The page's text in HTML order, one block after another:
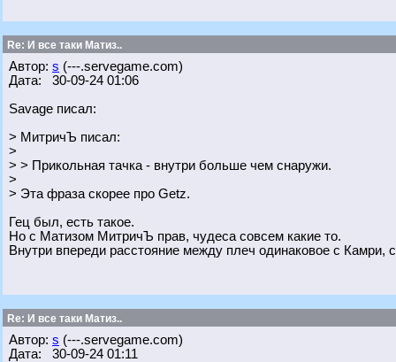
Re: И все таки Матиз..
Автор: s (---.servegame.com)
Дата: 30-09-24 01:06
Savage писал:
> МитричЪ писал:
>
> > Прикольная тачка - внутри больше чем снаружи.
>
> Эта фраза скорее про Getz.
Гец был, есть такое.
Но с Матизом МитричЪ прав, чудеса совсем какие то.
Внутри впереди расстояние между плеч одинаковое с
Re: И все таки Матиз..
Автор: s (---.servegame.com)
Дата: 30-09-24 01:11